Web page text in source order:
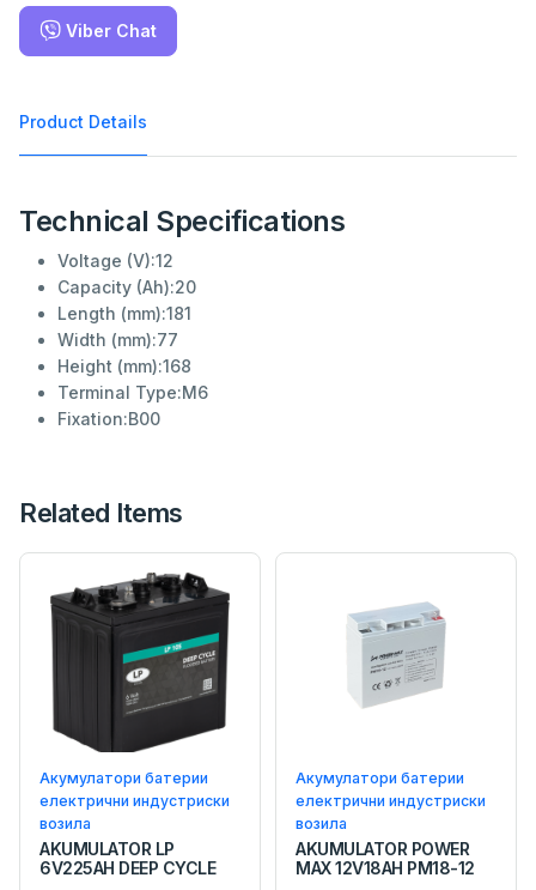
Viber Chat
Product Details
Technical Specifications
Voltage (V):12
Capacity (Ah):20
Length (mm):181
Width (mm):77
Height (mm):168
Terminal Type:M6
Fixation:B00
Related Items
Акумулатори батерии
електрични индустриски
возила
AKUMULATOR LP
6V225AH DEEP CYCLE
Акумулатори батерии
електрични индустриски
возила
AKUMULATOR POWER
MAX 12V18AH PM18-12